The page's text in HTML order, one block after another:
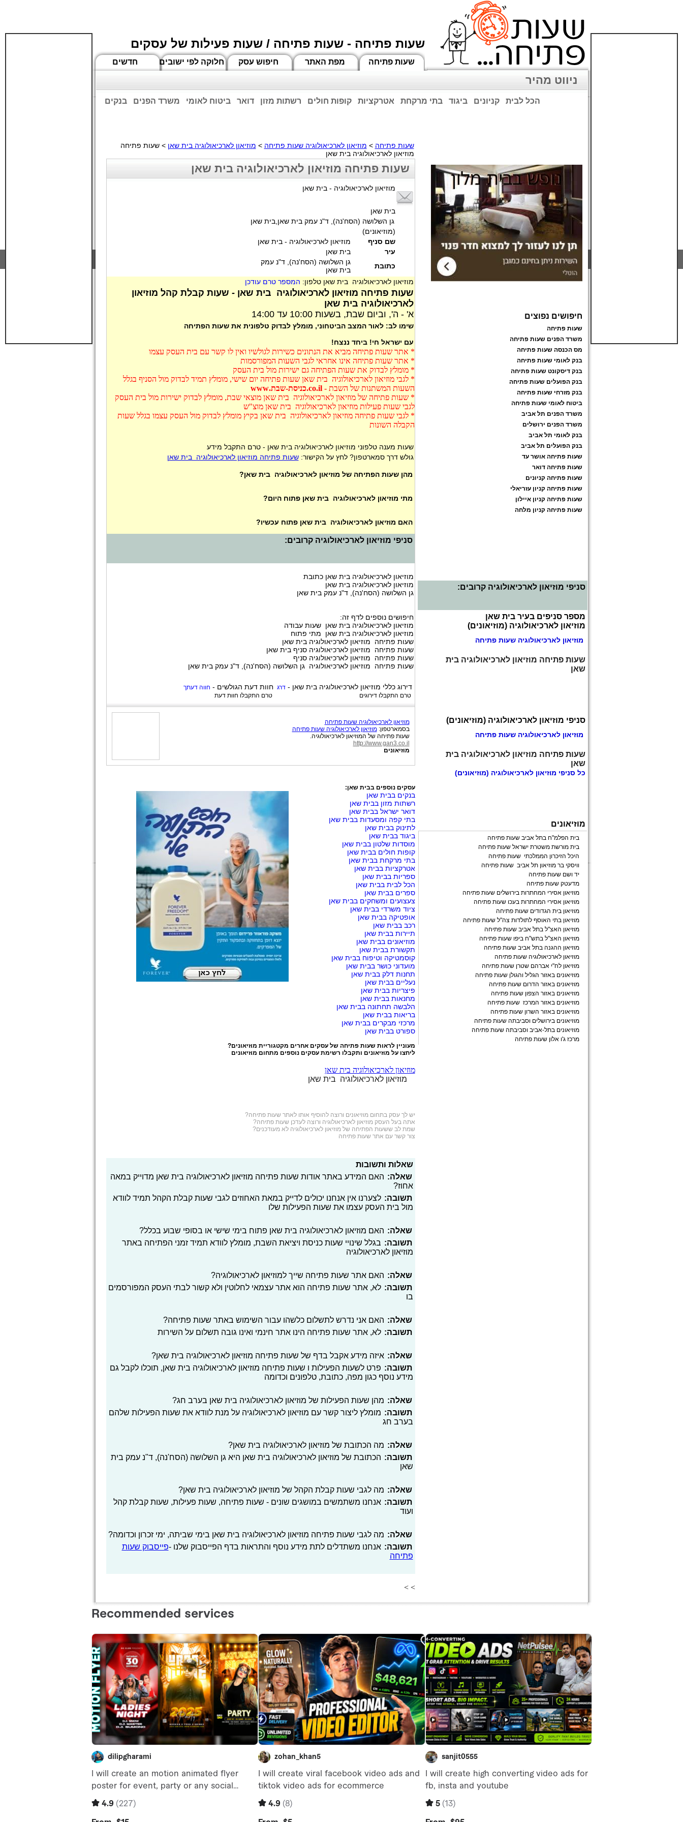
שעות פתיחה - שעות פתיחה / שעות פעילות של עסקים
חדשים חלוקה לפי ישובים חיפוש עסק מפת האתר שעות פתיחה
ניווט מהיר
בנקים משרד הפנים ביטוח לאומי דואר רשתות מזון קופות חולים אטרקציות בתי מרקחת ביגוד קניונים הכל לבית
שעות פתיחה > מוזיאון לארכיאולוגיה שעות פתיחה > מוזיאון לארכיאולוגיה בית שאן > שעות פתיחה
מוזיאון לארכיאולוגיה בית שאן
שעות פתיחה מוזיאון לארכיאולוגיה בית שאן
מוזיאון לארכיאולוגיה - בית שאן
בית שאן
גן השלושה (הסח'נה), ד"נ עמק בית שאן,בית שאן
(מוזיאונים)
שם סניף
מוזיאון לארכיאולוגיה - בית שאן
עיר
בית שאן
כתובת
גן השלושה (הסח'נה), ד"נ עמק
בית שאן
מוזיאון לארכיאולוגיה בית שאן טלפון: המספר טרם עודכן
שעות פתיחה מוזיאון לארכיאולוגיה בית שאן - שעות קבלת קהל מוזיאון
לארכיאולוגיה בית שאן
א' - ה', וביום שבת, בשעות 10:00 עד 14:00
שימו לב: לאור המצב הביטחוני, מומלץ לבדוק טלפונית את שעות הפתיחה
עם ישראל חי! ביחד ננצח!
* אתר שעות פתיחה מביא את הנתונים כשירות לגולשיו ואין לו קשר עם בית העסק עצמו
* אתר שעות פתיחה אינו אחראי לגבי השעות המפורסמות
* מומלץ לבדוק את שעות הפתיחה גם ישירות מול בית העסק
* לגבי מוזיאון לארכיאולוגיה בית שאן שעות פתיחה יום שישי, מומלץ תמיד לבדוק מול הסניף בגלל
השעות המשתנות של השבת -co.il.כניסת-שבת.www
* שעות פתיחה של מוזיאון לארכיאולוגיה בית שאן מוצאי שבת, מומלץ לבדוק ישירות מול בית העסק
לגבי שעות פעילות מוזיאון לארכיאולוגיה בית שאן מוצ"ש
* לגבי שעות פתיחה מוזיאון לארכיאולוגיה בית שאן בקיץ מומלץ לבדוק מול העסק עצמו בגלל שעות
הקבלה השונות
שעות מענה טלפוני מוזיאון לארכיאולוגיה בית שאן - טרם התקבל מידע
גולש דרך סמארטפון? לחץ על הקישור:שעות פתיחה מוזיאון לארכיאולוגיה בית שאן
מהן שעות הפתיחה של מוזיאון לארכיאולוגיה בית שאן?
מתי מוזיאון לארכיאולוגיה בית שאן פתוח היום?
האם מוזיאון לארכיאולוגיה בית שאן פתוח עכשיו?
סניפי מוזיאון לארכיאולוגיה קרובים:
מוזיאון לארכיאולוגיה בית שאן כתובת
מוזיאון לארכיאולוגיה בית שאן
גן השלושה (הסח'נה), ד"נ עמק בית שאן
חיפושים נוספים לדף זה:
מוזיאון לארכיאולוגיה בית שאן שעות עבודה
מוזיאון לארכיאולוגיה בית שאן מתי פתוח
שעות פתיחה מוזיאון לארכיאולוגיה בית שאן
שעות פתיחה מוזיאון לארכיאולוגיה סניף בית שאן
שעות פתיחה מוזיאון לארכיאולוגיה סניף
שעות פתיחה מוזיאון לארכיאולוגיה גן השלושה (הסח'נה), ד"נ עמק בית שאן
חוות דעת הגולשים - חווה דעתך
טרם התקבלו חוות דעת
דירוג כללי מוזיאון לארכיאולוגיה בית שאן -דרג
טרם התקבלו דירוגים
מוזיאון לארכיאולוגיה שעות פתיחה
בסמארטפון:מוזיאון לארכיאולוגיה שעות פתיחה
שעות פתיחה של המוזיאון לארכיאולוגיה.
http://www.gan3.co.il
מוזיאונים
עסקים נוספים בבית שאן:
בנקים בבית שאן
רשתות מזון בבית שאן
דואר ישראל בבית שאן
בתי קפה ומסעדות בבית שאן
לתינוק בבית שאן
ביגוד בבית שאן
מוסדות שלטון בבית שאן
קופות חולים בבית שאן
בתי מרקחת בבית שאן
אטרקציות בבית שאן
ספריות בבית שאן
הכל לבית בבית שאן
ספרים בבית שאן
צעצועים ומשחקים בבית שאן
ציוד משרדי בבית שאן
אופטיקה בבית שאן
רכב בבית שאן
תיירות בבית שאן
מוזיאונים בבית שאן
תקשורת בבית שאן
קוסמטיקה וטיפוח בבית שאן
מועדוני כושר בבית שאן
תחנות דלק בבית שאן
נעליים בבית שאן
פיצריות בבית שאן
מחנאות בבית שאן
הלבשה תחתונה בבית שאן
בריאות בבית שאן
מרכזי מבקרים בבית שאן
ספורט בבית שאן
מעוניין לראות שעות פתיחה של עסקים אחרים מקטגוריית מוזיאונים?
ליחצו על מוזיאונים ותקבלו רשימת עסקים נוספים מתחום מוזיאונים
מוזיאון לארכיאולוגיה בית שאן
מוזיאון לארכיאולוגיה בית שאן
יש לך עסק בתחוםמוזיאונים ורוצה להוסיף אותו לאתר שעות פתיחה?
אתה בעל העסק מוזיאון לארכיאולוגיה ורוצה לעדכן שעות פתיחה?
שמת לב ששעות הפתיחה של מוזיאון לארכיאולוגיה לא מעודכנים?
צור קשר עם אתר שעות פתיחה
שאלות ותשובות
שאלה: האם המידע באתר אודות שעות פתיחה מוזיאון לארכיאולוגיה בית שאן מדוייק במאה
אחוז?
תשובה: לצערנו אין אנחנו יכולים לדייק במאת האחוזים לגבי שעות קבלת הקהל תמיד לוודא
מול בית העסק עצמו את שעות הפעילות שלו
שאלה: האם מוזיאון לארכיאולוגיה בית שאן פתוח בימי שישי או בסופי שבוע בכלל?
תשובה: בגלל שינויי שעות כניסת ויציאת השבת, מומלץ לוודא תמיד זמני הפתיחה באתר
מוזיאון לארכיאולוגיה
שאלה: האם אתר שעות פתיחה שייך למוזיאון לארכיאולוגיה?
תשובה: לא, אתר שעות פתיחה הוא אתר עצמאי לחלוטין ולא קשור לבתי העסק המפורסמים
בו
שאלה: האם אני נדרש לתשלום כלשהו עבור השימוש באתר שעות פתיחה?
תשובה: לא, אתר שעות פתיחה הינו אתר חינמי ואינו גובה תשלום על השירות
שאלה: איזה מידע אקבל בדף של שעות פתיחה מוזיאון לארכיאולוגיה בית שאן?
תשובה: פרט לשעות הפעילות ו שעות פתיחה מוזיאון לארכיאולוגיה בית שאן, תוכלו לקבל גם
מידע נוסף כגון מפה, כתובת, טלפונים וכדומה
שאלה: מהן שעות הפעילות של מוזיאון לארכיאולוגיה בית שאן בערב חג?
תשובה: מומלץ ליצור קשר עם מוזיאון לארכיאולוגיה על מנת לוודא את שעות הפעילות שלהם
בערב חג
שאלה: מה הכתובת של מוזיאון לארכיאולוגיה בית שאן?
תשובה: הכתובת של מוזיאון לארכיאולוגיה בית שאן היא גן השלושה (הסח'נה), ד"נ עמק בית
שאן
שאלה: מה לגבי שעות קבלת הקהל של מוזיאון לארכיאולוגיה בית שאן?
תשובה: אנחנו משתמשים במושגים שונים - שעות פתיחה, שעות פעילות, שעות קבלת קהל
ועוד
שאלה: מה לגבי שעות פתיחה מוזיאון לארכיאולוגיה בית שאן בימי שביתה, ימי זכרון וכדומה?
תשובה: אנחנו משתדלים לתת מידע נוסף והתראות בדף הפייסבוק שלנו -פייסבוק שעות
פתיחה
> >
חיפושים נפוצים
שעות פתיחה
משרד הפנים שעות פתיחה
מס הכנסה שעות פתיחה
בנק לאומי שעות פתיחה
בנק דיסקונט שעות פתיחה
בנק הפועלים שעות פתיחה
בנק מזרחי שעות פתיחה
ביטוח לאומי שעות פתיחה
משרד הפנים תל אביב
משרד הפנים ירושלים
בנק לאומי תל אביב
בנק הפועלים תל אביב
שעות פתיחה אושר עד
שעות פתיחה דואר
שעות פתיחה קניונים
שעות פתיחה קניון עזריאלי
שעות פתיחה קניון איילון
שעות פתיחה קניון מלחה
סניפי מוזיאון לארכיאולוגיה קרובים:
מספר סניפים בעיר בית שאן
מוזיאון לארכיאולוגיה (מוזיאונים)
מוזיאון לארכיאולוגיה שעות פתיחה
שעות פתיחה מוזיאון לארכיאולוגיה בית
שאן
סניפי מוזיאון לארכיאולוגיה (מוזיאונים)
מוזיאון לארכיאולוגיה שעות פתיחה
שעות פתיחה מוזיאון לארכיאולוגיה בית
שאן
כל סניפי מוזיאון לארכיאולוגיה (מוזיאונים)
מוזיאונים
בית הפלמ"ח בתל אביב שעות פתיחה
בית מורשת משטרת ישראל שעות פתיחה
היכל הזיכרון הממלכתי שעות פתיחה
וויסקי בר מוזיאון תל אביב שעות פתיחה
יד ושם שעות פתיחה
מדעטק שעות פתיחה
מוזיאון אסירי המחתרות בירושלים שעות פתיחה
מוזיאון אסירי המחתרות בעכו שעות פתיחה
מוזיאון בית הגדודים שעות פתיחה
מוזיאון בתי האוסף לתולדות צה"ל שעות פתיחה
מוזיאון האצ"ל בתל אביב שעות פתיחה
מוזיאון האצ"ל בתש"ח ביפו שעות פתיחה
מוזיאון ההגנה בתל אביב שעות פתיחה
מוזיאון לארכיאולוגיה שעות פתיחה
מוזיאון לח"י אברהם שטרן שעות פתיחה
מוזיאונים באזור הגליל והגולן שעות פתיחה
מוזיאונים באזור הדרום שעות פתיחה
מוזיאונים באזור הצפון שעות פתיחה
מוזיאונים באזור המרכז שעות פתיחה
מוזיאונים באזור השרון שעות פתיחה
מוזיאונים בירושלים וסביבתה שעות פתיחה
מוזיאונים בתל-אביב וסביבתה שעות פתיחה
מרכז ג'ו אלון שעות פתיחה